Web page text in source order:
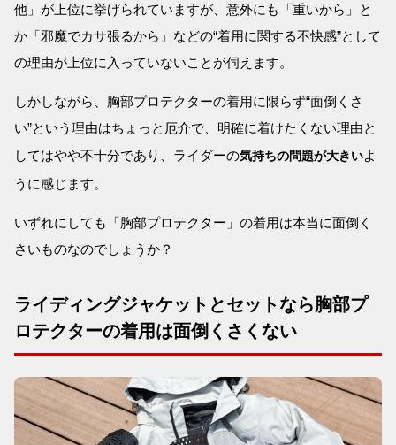
他」が上位に挙げられていますが、意外にも「重いから」と
か「邪魔でカサ張るから」などの“着用に関する不快感”として
の理由が上位に入っていないことが伺えます。
しかしながら、胸部プロテクターの着用に限らず“面倒くさ
い”という理由はちょっと厄介で、明確に着けたくない理由と
してはやや不十分であり、ライダーの気持ちの問題が大きいよ
うに感じます。
いずれにしても「胸部プロテクター」の着用は本当に面倒く
さいものなのでしょうか？
ライディングジャケットとセットなら胸部プ
ロテクターの着用は面倒くさくない